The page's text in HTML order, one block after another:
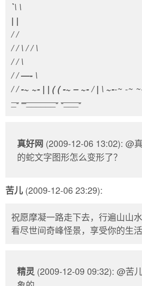
`\ \
| |
/ /
/ / \ / / \
/ / \
/ /—- \
/ /-~ ~- | | ( (-~ –~-/ | \ ~--~ -~
_-–______--___-
真好网 (2009-12-06 13:02): @
的蛇文字图形怎么变形了？
苦儿 (2009-12-06 23:29):
祝愿摩凝一路走下去，行遍山山
看尽世间奇峰怪景，享受你的生活
精灵 (2009-12-09 09:32): @苦